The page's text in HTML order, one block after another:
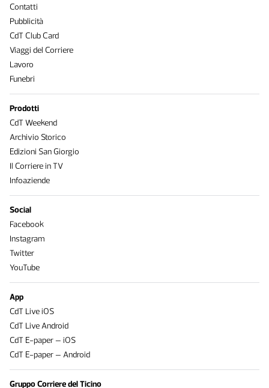
Contatti
Pubblicità
CdT Club Card
Viaggi del Corriere
Lavoro
Funebri
Prodotti
CdT Weekend
Archivio Storico
Edizioni San Giorgio
Il Corriere in TV
Infoaziende
Social
Facebook
Instagram
Twitter
YouTube
App
CdT Live iOS
CdT Live Android
CdT E-paper – iOS
CdT E-paper – Android
Gruppo Corriere del Ticino